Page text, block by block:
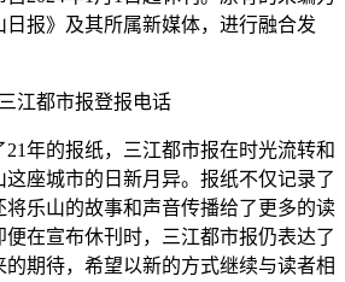
报》及其所属新媒体，进行融合发
年的报纸，三江都市报在时光流转和
这座城市的日新月异。报纸不仅记录了
乐山的故事和声音传播给了更多的读
在宣布休刊时，三江都市报仍表达了
期待，希望以新的方式继续与读者相